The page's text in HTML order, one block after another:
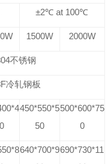
±2℃ at 100℃
1500W 2000W
不锈钢
冷轧钢板
450*550*5
50
500*600*75
0
640*700*9690*730*11